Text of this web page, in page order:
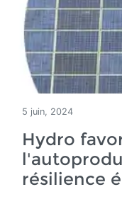
5 juin, 2024
Hydro
résilience